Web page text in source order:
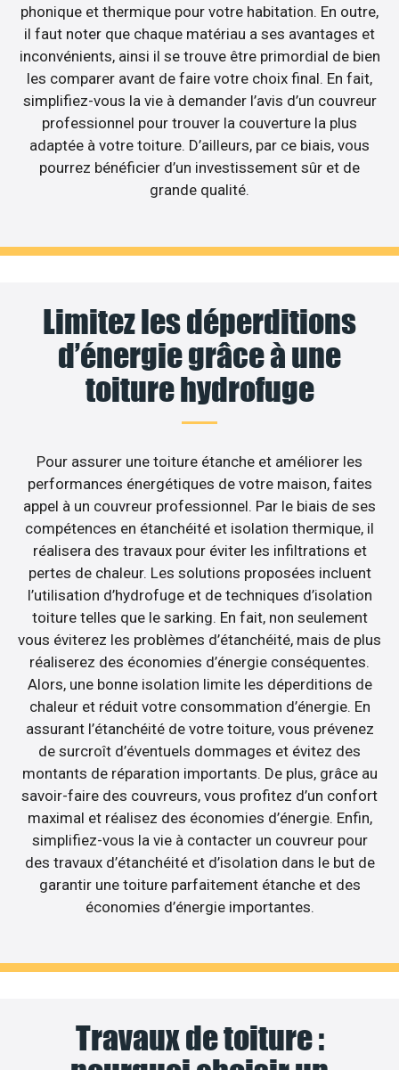
phonique et thermique pour votre habitation. En outre,
il faut noter que chaque matériau a ses avantages et
inconvénients, ainsi il se trouve être primordial de bien
les comparer avant de faire votre choix final. En fait,
simplifiez-vous la vie à demander l’avis d’un couvreur
professionnel pour trouver la couverture la plus
adaptée à votre toiture. D’ailleurs, par ce biais, vous
pourrez bénéficier d’un investissement sûr et de
grande qualité.
Limitez les déperditions
d’énergie grâce à une
toiture hydrofuge
Pour assurer une toiture étanche et améliorer les
performances énergétiques de votre maison, faites
appel à un couvreur professionnel. Par le biais de ses
compétences en étanchéité et isolation thermique, il
réalisera des travaux pour éviter les infiltrations et
pertes de chaleur. Les solutions proposées incluent
l’utilisation d’hydrofuge et de techniques d’isolation
toiture telles que le sarking. En fait, non seulement
vous éviterez les problèmes d’étanchéité, mais de plus
réaliserez des économies d’énergie conséquentes.
Alors, une bonne isolation limite les déperditions de
chaleur et réduit votre consommation d’énergie. En
assurant l’étanchéité de votre toiture, vous prévenez
de surcroît d’éventuels dommages et évitez des
montants de réparation importants. De plus, grâce au
savoir-faire des couvreurs, vous profitez d’un confort
maximal et réalisez des économies d’énergie. Enfin,
simplifiez-vous la vie à contacter un couvreur pour
des travaux d’étanchéité et d’isolation dans le but de
garantir une toiture parfaitement étanche et des
économies d’énergie importantes.
Travaux de toiture :